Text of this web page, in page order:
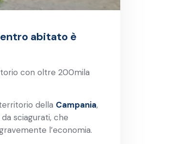
abitato è
con oltre 200mila
della Campania,
sciagurati, che
l’economia.